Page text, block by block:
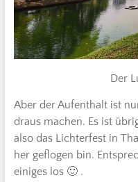
Der
Aber der Aufenthalt ist
draus machen. Es ist
also das Lichterfest in
her geflogen bin.
einiges los 🙂 .